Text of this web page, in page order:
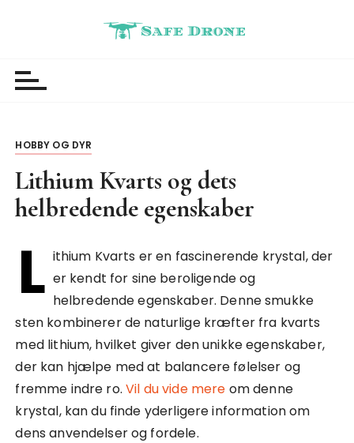
HOBBY OG DYR
Lithium Kvarts og dets
helbredende egenskaber
L ithium Kvarts er en fascinerende krystal, der
er kendt for sine beroligende og
helbredende egenskaber. Denne smukke
sten kombinerer de naturlige kræfter fra kvarts
med lithium, hvilket giver den unikke egenskaber,
der kan hjælpe med at balancere følelser og
fremme indre ro.Vil du vide mere om denne
krystal, kan du finde yderligere information om
dens anvendelser og fordele.